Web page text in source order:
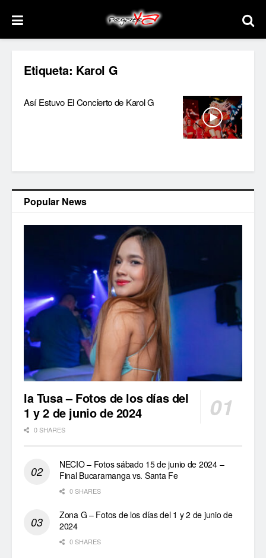
Etiqueta: Karol G
Así Estuvo El Concierto de Karol G
Popular News
la Tusa – Fotos de los días del
1 y 2 de junio de 2024
0 SHARES
NECIO – Fotos sábado 15 de junio de 2024 –
Final Bucaramanga vs. Santa Fe
0 SHARES
Zona G – Fotos de los días del 1 y 2 de junio de
2024
0 SHARES